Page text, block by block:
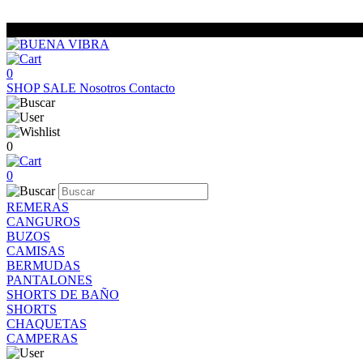
0
SHOP SALE Nosotros Contacto
0
0
REMERAS
CANGUROS
BUZOS
CAMISAS
BERMUDAS
PANTALONES
SHORTS DE BAÑO
SHORTS
CHAQUETAS
CAMPERAS